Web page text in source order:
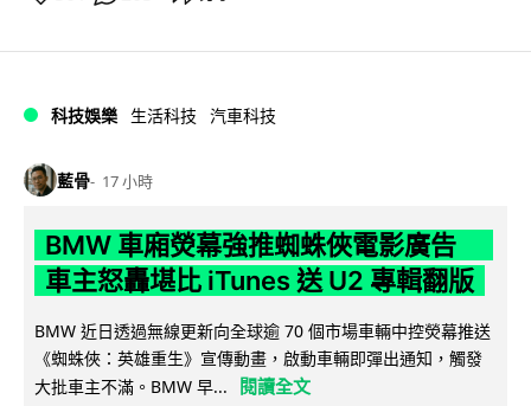
科技娛樂 生活科技 汽車科技
藍骨 17 小時
BMW 車廂熒幕強推蜘蛛俠電影廣告
車主怒轟堪比 iTunes 送 U2 專輯翻版
BMW 近日透過無線更新向全球逾 70 個市場車輛中控熒幕推送
《蜘蛛俠：英雄重生》宣傳動畫，啟動車輛即彈出通知，觸發
大批車主不滿。BMW 早...
閱讀全文